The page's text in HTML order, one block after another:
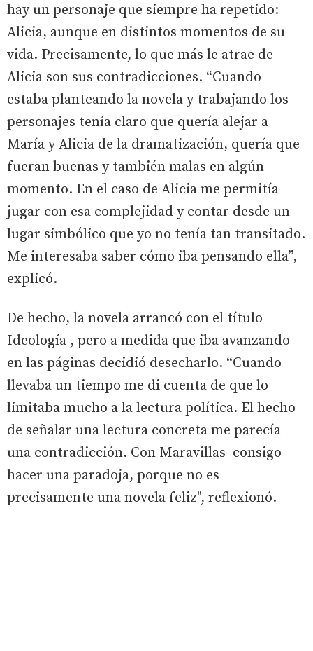
hay un personaje que siempre ha repetido:
Alicia, aunque en distintos momentos de su
vida. Precisamente, lo que más le atrae de
Alicia son sus contradicciones. “Cuando
estaba planteando la novela y trabajando los
personajes tenía claro que quería alejar a
María y Alicia de la dramatización, quería que
fueran buenas y también malas en algún
momento. En el caso de Alicia me permitía
jugar con esa complejidad y contar desde un
lugar simbólico que yo no tenía tan transitado.
Me interesaba saber cómo iba pensando ella”,
explicó.
De hecho, la novela arrancó con el título
Ideología , pero a medida que iba avanzando
en las páginas decidió desecharlo. “Cuando
llevaba un tiempo me di cuenta de que lo
limitaba mucho a la lectura política. El hecho
de señalar una lectura concreta me parecía
una contradicción. Con Maravillas consigo
hacer una paradoja, porque no es
precisamente una novela feliz", reflexionó.